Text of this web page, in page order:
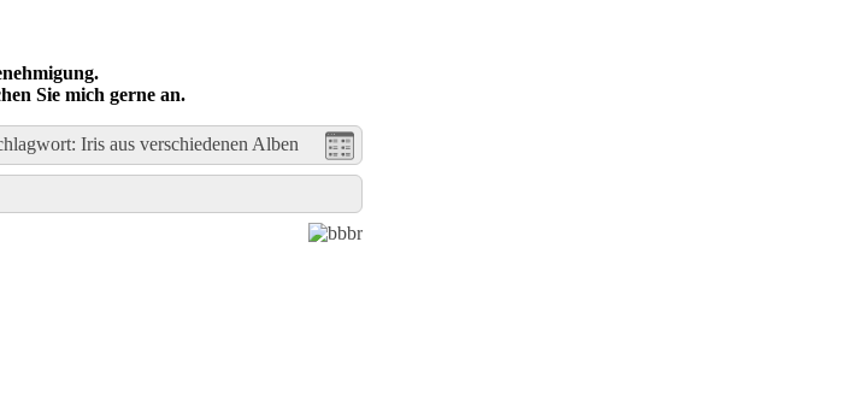
Sie mich gerne an.
Iris aus verschiedenen Alben